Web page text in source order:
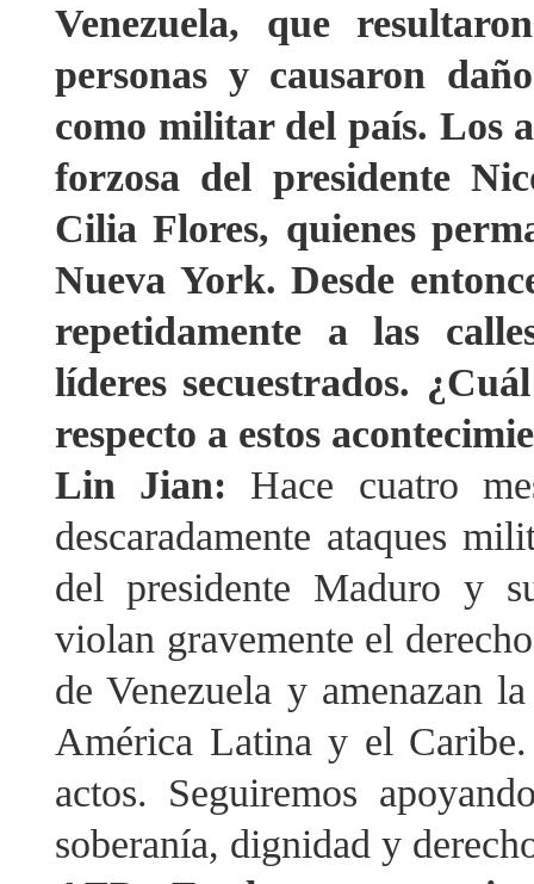
Venezuela, que
personas y causaron
como militar del país. Los
forzosa del presidente
Cilia Flores, quienes
Nueva York. Desde
repetidamente a las
líderes secuestrados.
respecto a estos
Lin Jian: Hace cuatro
descaradamente ataques
del presidente Maduro y
violan gravemente el
de Venezuela y amenazan
América Latina y el
actos. Seguiremos
soberanía, dignidad y